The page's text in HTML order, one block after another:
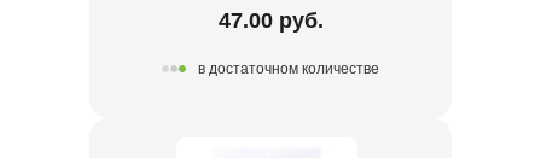
47.00 руб.
в достаточном количестве